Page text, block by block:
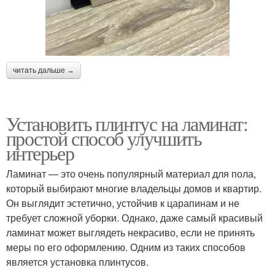
читать дальше →
Установить плинтус на ламинат:
простой способ улучшить
интерьер
Ламинат — это очень популярный материал для пола,
который выбирают многие владельцы домов и квартир.
Он выглядит эстетично, устойчив к царапинам и не
требует сложной уборки. Однако, даже самый красивый
ламинат может выглядеть некрасиво, если не принять
меры по его оформлению. Одним из таких способов
является установка плинтусов.